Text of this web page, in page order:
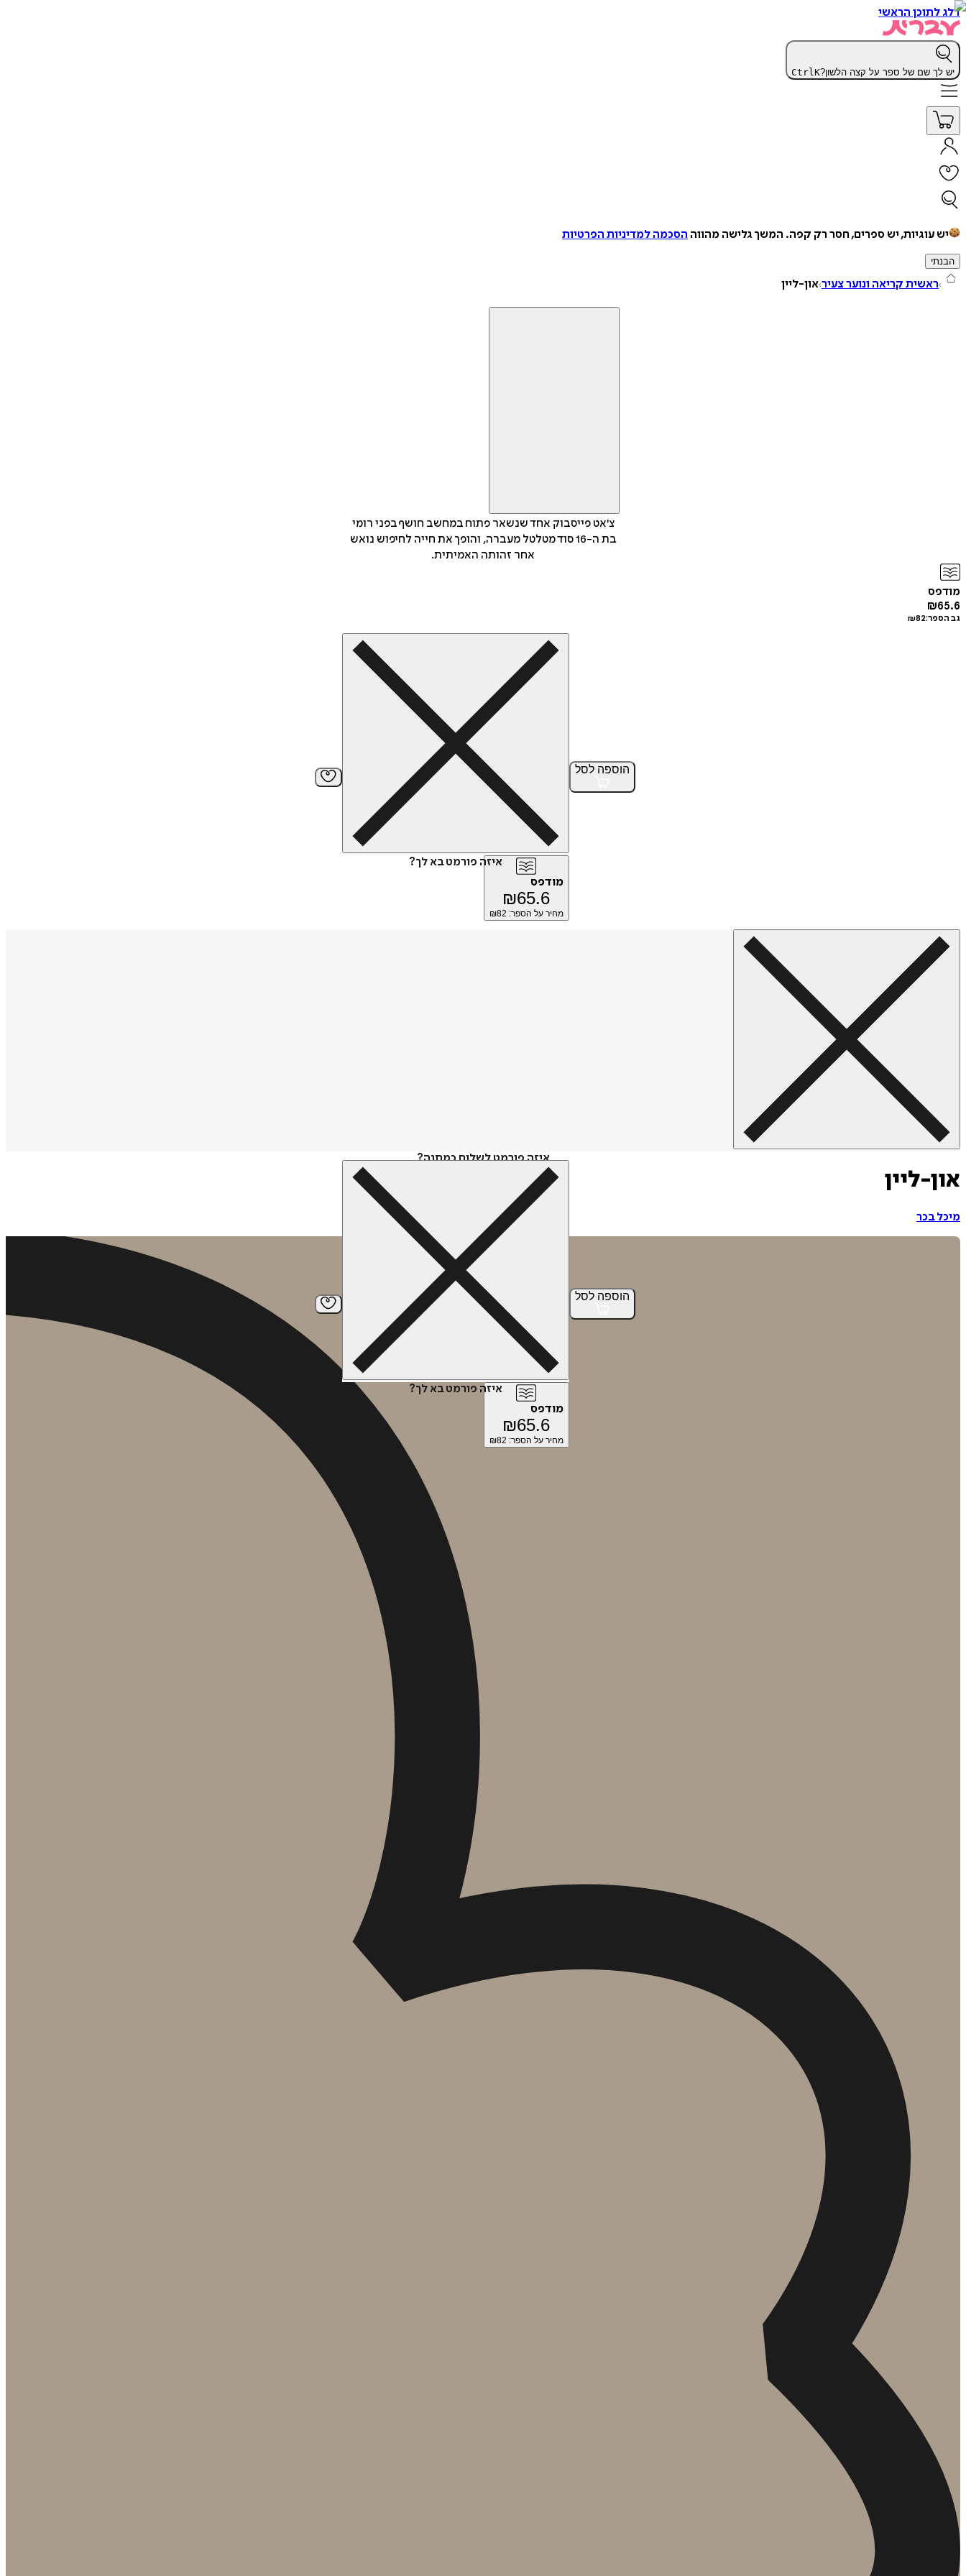
דלג לתוכן הראשי
יש לך שם של ספר על קצה הלשון? CtrlK
יש עוגיות, יש ספרים, חסר רק קפה. המשך גלישה מהווה הסכמה למדיניות הפרטיות
הבנתי
ראשית קריאה ונוער צעיר און-ליין
צ'אט פייסבוק אחד שנשאר פתוח במחשב חושף בפני רומי
בת ה-16 סוד מטלטל מעברה, והופך את חייה לחיפוש נואש
אחר זהותה האמיתית.
מודפס
₪65.6
גב הספר: ₪82
הוספה לסל
איזה פורמט בא לך?
מודפס
₪65.6
מחיר על הספר: ₪ 82
איזה פורמט לשלוח כמתנה?
הוספה לסל
איזה פורמט בא לך?
מודפס
₪65.6
מחיר על הספר: ₪ 82
און-ליין
מיכל בכר